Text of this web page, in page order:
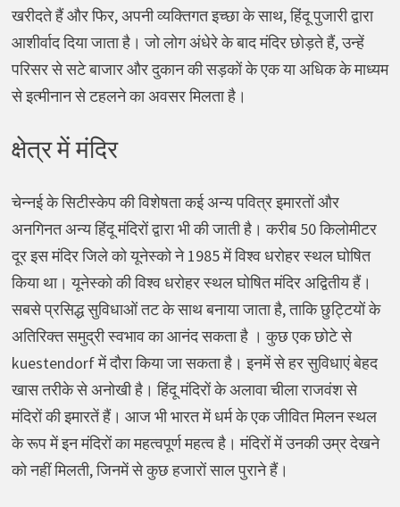
खरीदते हैं और फिर, अपनी व्यक्तिगत इच्छा के साथ, हिंदू पुजारी द्वारा
आशीर्वाद दिया जाता है। जो लोग अंधेरे के बाद मंदिर छोड़ते हैं, उन्हें
परिसर से सटे बाजार और दुकान की सड़कों के एक या अधिक के माध्यम
से इत्मीनान से टहलने का अवसर मिलता है।
क्षेत्र में मंदिर
चेन्नई के सिटीस्केप की विशेषता कई अन्य पवित्र इमारतों और
अनगिनत अन्य हिंदू मंदिरों द्वारा भी की जाती है। करीब 50 किलोमीटर
दूर इस मंदिर जिले को यूनेस्को ने 1985 में विश्व धरोहर स्थल घोषित
किया था। यूनेस्को की विश्व धरोहर स्थल घोषित मंदिर अद्वितीय हैं।
सबसे प्रसिद्ध सुविधाओं तट के साथ बनाया जाता है, ताकि छुट्टियों के
अतिरिक्त समुद्री स्वभाव का आनंद सकता है । कुछ एक छोटे से
kuestendorf में दौरा किया जा सकता है। इनमें से हर सुविधाएं बेहद
खास तरीके से अनोखी है। हिंदू मंदिरों के अलावा चीला राजवंश से
मंदिरों की इमारतें हैं। आज भी भारत में धर्म के एक जीवित मिलन स्थल
के रूप में इन मंदिरों का महत्वपूर्ण महत्व है। मंदिरों में उनकी उम्र देखने
को नहीं मिलती, जिनमें से कुछ हजारों साल पुराने हैं।